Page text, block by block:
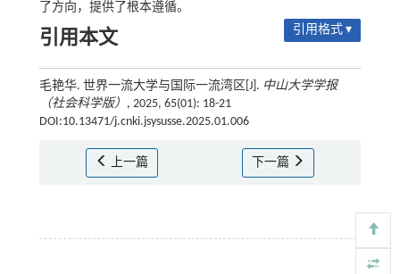
了方向，提供了根本遵循。
引用本文 引用格式 ▾
毛艳华. 世界一流大学与国际一流湾区[J]. 中山大学学报
（社会科学版） , 2025, 65(01): 18-21
DOI:10.13471/j.cnki.jsysusse.2025.01.006
上一篇 下一篇